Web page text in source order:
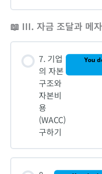
📖 III. 자금 조달과 메
7. 기업
의 자본
구조와
자본비
용
(WACC)
구하기
You